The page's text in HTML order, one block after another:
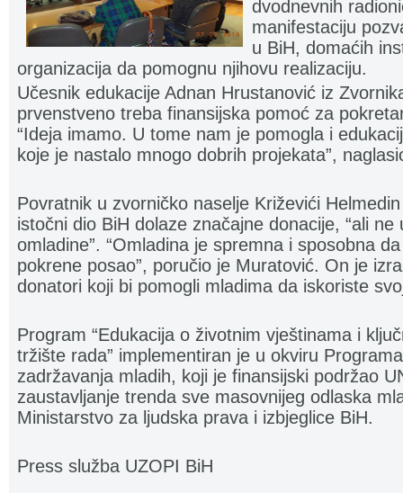
dvodnevnih
manifestaciju
u BiH, domaćih
organizacija da pomognu njihovu realizaciju.
Učesnik edukacije Adnan Hrustanović iz
prvenstveno treba finansijska pomoć za
“Ideja imamo. U tome nam je pomogla i
koje je nastalo mnogo dobrih projekata”,
Povratnik u zvorničko naselje Križevići
istočni dio BiH dolaze značajne donacije, “ali
omladine”. “Omladina je spremna i sposobna
pokrene posao”, poručio je Muratović. On je
donatori koji bi pomogli mladima da iskoriste
Program “Edukacija o životnim vještinama i
tržište rada” implementiran je u okviru
zadržavanja mladih, koji je finansijski podržao
zaustavljanje trenda sve masovnijeg odlaska
Ministarstvo za ljudska prava i izbjeglice BiH.
Press služba UZOPI BiH